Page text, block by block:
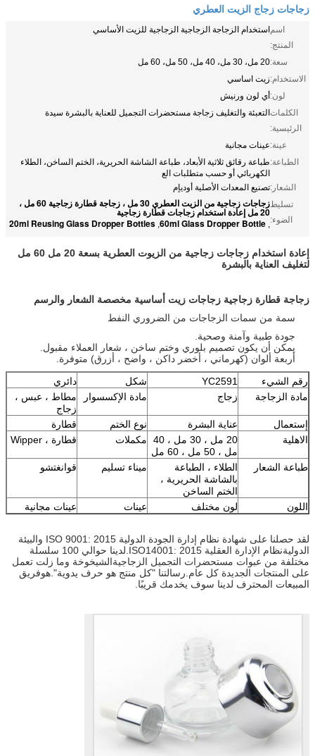
زجاجات زجاج الزيت العطري
اسم
المنتج:
استخدام الزجاجة الزجاجية الزجاجية للزيت الأساسي
سعة:20 مل، 30 مل، 40 مل، 50 مل، 60 مل
الاستخدام:زيت اساسي
لون:أي لون ورنيش
الكلمات
الرئيسية:
التعبئة والتغليف زجاجة مستحضرات التجميل للعناية بالبشرة سيدة
عينة:عينات مجانية
الطباعة:طباعة رقائق ثلاثية الأبعاد، طباعة الشاشة الحريرية، الختم الساخن، الطلاء
الكهربائي أو حسب متطلبات الع
الشعار:تصنيع المعدات الأصلية أوديإم
تسليط
الضوء:
زجاجات زجاجية من الزيت العطري 30 مل ، زجاجة قطارة زجاجية 60 مل ،
20 مل إعادة استخدام زجاجات قطارة زجاجية
,
60ml Glass Dropper Bottle
,
20ml Reusing Glass Dropper Bottles
إعادة استخدام زجاجات زجاجية من الزيوت العطرية بسعة 20 مل 60 مل
لتغليف العناية بالبشرة
زجاجة قطارة زجاجية زجاجات زيت أساسية مخصصة الشعار والرسم
سمة من سمات الزجاجات من الضروري النفط
جودة طبية وآمنة وصحية.
يمكن أن يكون تصميم بلوري وختم ساخن ، شعار العملاء مقبول.
أربعة ألوان (كهرماني ، أخضر داكن ، واضح ، أزرق) متوفرة.
رقم الشيء
YC2591 شكل
دائري
مادة الزجاجة
زجاج مادة الإكسسوار
مطاط ، عبس ،
زجاج
إستعمال
عناية البشرة نوع الختم
قطارة
الاهلية
20 مل ، 30 مل ، 40
مل ، 50 مل ، 60 مل
مكملات قطارة ، Wipper
طباعة الشعار
الطلاء ، الطباعة
بالشاشة الحريرية ،
الختم الساخن
ميناء تسليم قوانغتشو
اللون لون مختلف عينات عينات مجانية
لقد حصلنا على شهادة نظام إدارة الجودة الدولية ISO 9001: 2015 والبيئة
الدولية
نظام الإدارة العقلية ISO14001: 2015.لدينا حوالي 100 سلسلة
مختلفة من عبوات مستحضرات التجميل الزجاجيةالشيخوخة وما زلت تعمل
على المنتجات الجديدة كل عام.رسالتنا "كل منتج هو حرف يدوية".هوفريق
المبيعات المحترف لدينا سوف يخدمك قريبًا.